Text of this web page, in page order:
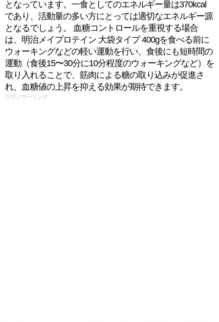
となっています。一食としてのエネルギー量は370kcal
であり、活動量の多い方にとっては適切なエネルギー源
となるでしょう。 血糖コントロールを重視する場合
は、明治メイプロテイン 大袋タイプ 400gを食べる前に
ウォーキングなどの軽い運動を行い、食後にも短時間の
運動（食後15〜30分に10分程度のウォーキングなど）を
取り入れることで、筋肉による糖の取り込みが促進さ
れ、血糖値の上昇を抑える効果が期待できます。
スポンサーリンク